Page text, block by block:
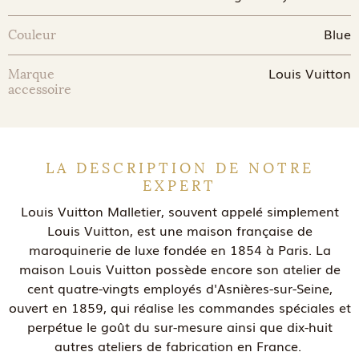
Couleur Blue
Marque
accessoire
Louis Vuitton
LA DESCRIPTION DE NOTRE
EXPERT
Louis Vuitton Malletier, souvent appelé simplement
Louis Vuitton, est une maison française de
maroquinerie de luxe fondée en 1854 à Paris. La
maison Louis Vuitton possède encore son atelier de
cent quatre-vingts employés d'Asnières-sur-Seine,
ouvert en 1859, qui réalise les commandes spéciales et
perpétue le goût du sur-mesure ainsi que dix-huit
autres ateliers de fabrication en France.